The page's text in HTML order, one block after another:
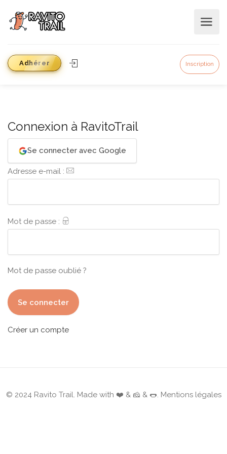
Adhérer Inscription
Connexion à RavitoTrail
Se connecter avec Google
Adresse e-mail :
Mot de passe :
Mot de passe oublié ?
Créer un compte
© 2024 Ravito Trail. Made with ❤️ & 🧀 & 🌭. Mentions légales